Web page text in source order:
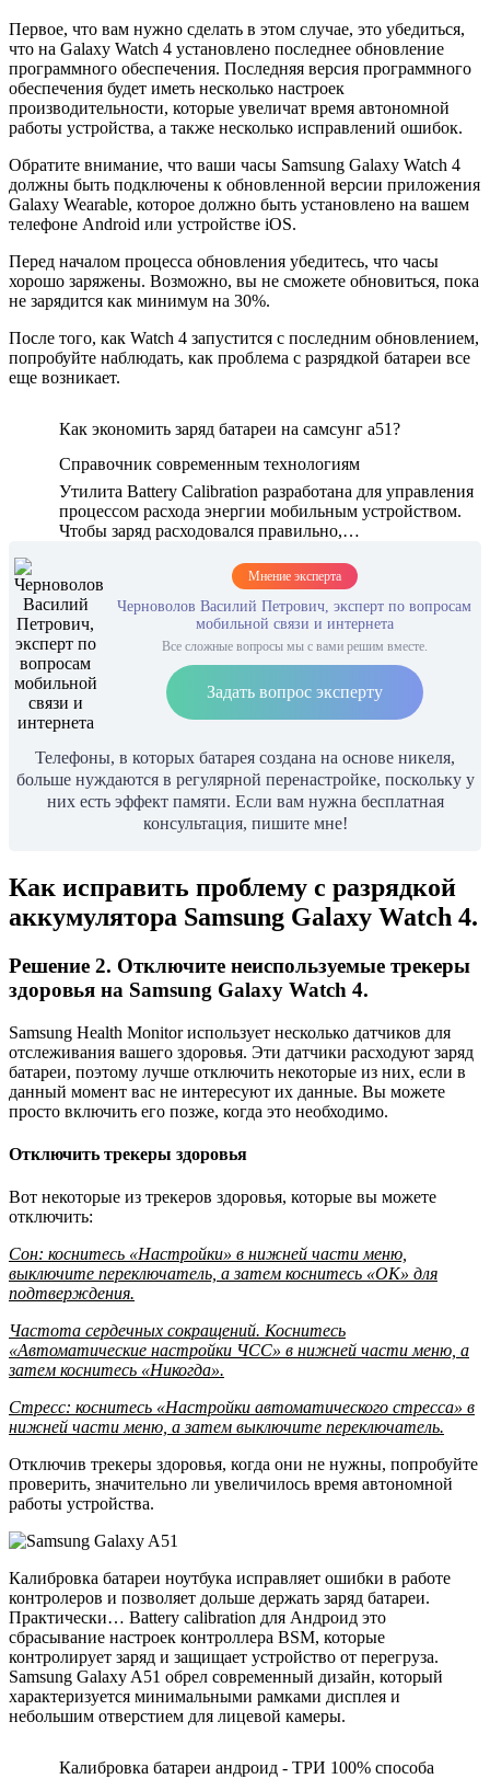
Первое, что вам нужно сделать в этом случае, это убедиться,
что на Galaxy Watch 4 установлено последнее обновление
программного обеспечения. Последняя версия программного
обеспечения будет иметь несколько настроек
производительности, которые увеличат время автономной
работы устройства, а также несколько исправлений ошибок.
Обратите внимание, что ваши часы Samsung Galaxy Watch 4
должны быть подключены к обновленной версии приложения
Galaxy Wearable, которое должно быть установлено на вашем
телефоне Android или устройстве iOS.
Перед началом процесса обновления убедитесь, что часы
хорошо заряжены. Возможно, вы не сможете обновиться, пока
не зарядится как минимум на 30%.
После того, как Watch 4 запустится с последним обновлением,
попробуйте наблюдать, как проблема с разрядкой батареи все
еще возникает.
Как экономить заряд батареи на самсунг а51?
Справочник современным технологиям
Утилита Battery Calibration разработана для управления
процессом расхода энергии мобильным устройством.
Чтобы заряд расходовался правильно,…
Мнение эксперта
Черноволов Василий Петрович, эксперт по вопросам
мобильной связи и интернета
Все сложные вопросы мы с вами решим вместе.
Задать вопрос эксперту
Телефоны, в которых батарея создана на основе никеля,
больше нуждаются в регулярной перенастройке, поскольку у
них есть эффект памяти. Если вам нужна бесплатная
консультация, пишите мне!
Как исправить проблему с разрядкой
аккумулятора Samsung Galaxy Watch 4.
Решение 2. Отключите неиспользуемые трекеры
здоровья на Samsung Galaxy Watch 4.
Samsung Health Monitor использует несколько датчиков для
отслеживания вашего здоровья. Эти датчики расходуют заряд
батареи, поэтому лучше отключить некоторые из них, если в
данный момент вас не интересуют их данные. Вы можете
просто включить его позже, когда это необходимо.
Отключить трекеры здоровья
Вот некоторые из трекеров здоровья, которые вы можете
отключить:
Сон: коснитесь «Настройки» в нижней части меню,
выключите переключатель, а затем коснитесь «ОК» для
подтверждения.
Частота сердечных сокращений. Коснитесь
«Автоматические настройки ЧСС» в нижней части меню, а
затем коснитесь «Никогда».
Стресс: коснитесь «Настройки автоматического стресса» в
нижней части меню, а затем выключите переключатель.
Отключив трекеры здоровья, когда они не нужны, попробуйте
проверить, значительно ли увеличилось время автономной
работы устройства.
Калибровка батареи ноутбука исправляет ошибки в работе
контролеров и позволяет дольше держать заряд батареи.
Практически… Battery calibration для Андроид это
сбрасывание настроек контроллера BSM, которые
контролирует заряд и защищает устройство от перегруза.
Samsung Galaxy A51 обрел современный дизайн, который
характеризуется минимальными рамками дисплея и
небольшим отверстием для лицевой камеры.
Калибровка батареи андроид - ТРИ 100% способа